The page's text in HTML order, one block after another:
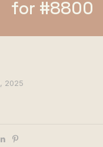
for #8800
2025